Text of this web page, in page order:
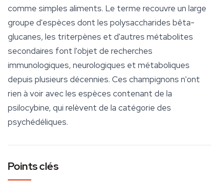
comme simples aliments. Le terme recouvre un large
groupe d'espèces dont les polysaccharides bêta-
glucanes, les triterpènes et d'autres métabolites
secondaires font l'objet de recherches
immunologiques, neurologiques et métaboliques
depuis plusieurs décennies. Ces champignons n'ont
rien à voir avec les espèces contenant de la
psilocybine, qui relèvent de la catégorie des
psychédéliques.
Points clés